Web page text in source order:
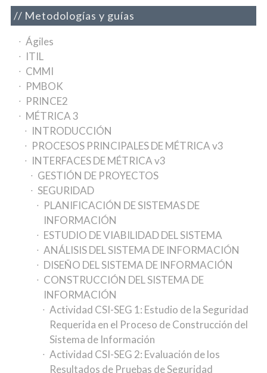
Metodologías y guías
Ágiles
ITIL
CMMI
PMBOK
PRINCE2
MÉTRICA 3
INTRODUCCIÓN
PROCESOS PRINCIPALES DE MÉTRICA v3
INTERFACES DE MÉTRICA v3
GESTIÓN DE PROYECTOS
SEGURIDAD
PLANIFICACIÓN DE SISTEMAS DE
INFORMACIÓN
ESTUDIO DE VIABILIDAD DEL SISTEMA
ANÁLISIS DEL SISTEMA DE INFORMACIÓN
DISEÑO DEL SISTEMA DE INFORMACIÓN
CONSTRUCCIÓN DEL SISTEMA DE
INFORMACIÓN
Actividad CSI-SEG 1: Estudio de la Seguridad
Requerida en el Proceso de Construcción del
Sistema de Información
Actividad CSI-SEG 2: Evaluación de los
Resultados de Pruebas de Seguridad